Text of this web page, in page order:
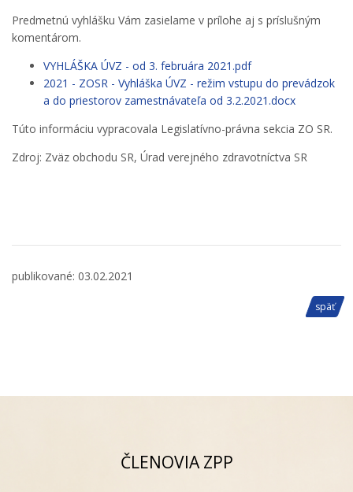
Predmetnú vyhlášku Vám zasielame v prílohe aj s príslušným
komentárom.
VYHLÁŠKA ÚVZ - od 3. februára 2021.pdf
2021 - ZOSR - Vyhláška ÚVZ - režim vstupu do prevádzok
a do priestorov zamestnávateľa od 3.2.2021.docx
Túto informáciu vypracovala Legislatívno-právna sekcia ZO SR.
Zdroj: Zväz obchodu SR, Úrad verejného zdravotníctva SR
publikované: 03.02.2021
späť
ČLENOVIA ZPP